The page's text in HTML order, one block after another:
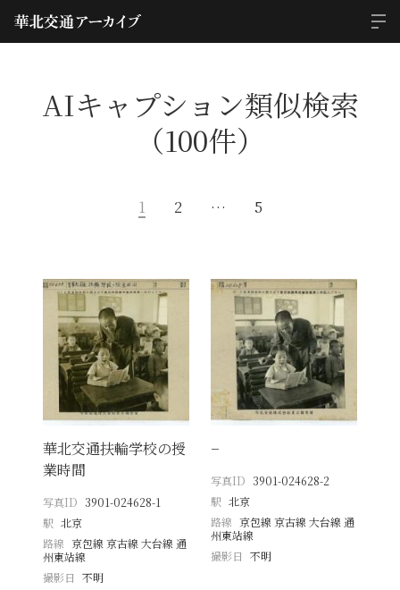
AIキャプション類似検索
（100件）
1 2 … 5
華北交通扶輪学校の授
業時間
写真ID 3901-024628-1
駅 北京
路線 京包線 京古線 大台線 通
州東站線
撮影日
不明
−
写真ID 3901-024628-2
駅 北京
路線 京包線 京古線 大台線 通
州東站線
撮影日 不明